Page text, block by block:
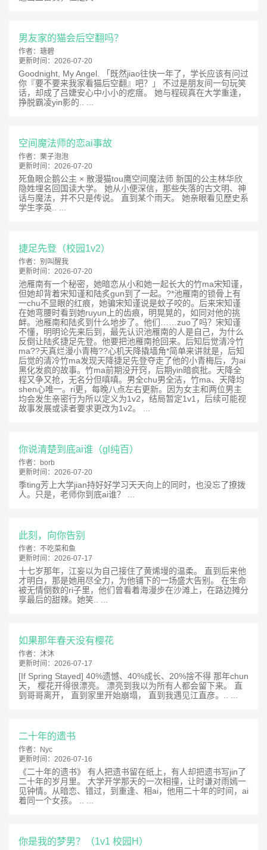
男友家的猫会后空翻吗？
作者： 瑭碧
更新时间： 2026-07-20
Goodnight, My Angel. 「既然jiao往快一年了，学长应该有问过
你『要不要来我家看猫后空翻』吧？」 不过是朋友间一句玩笑
话，却成了吕婕安心中小小的疙瘩。 她与程砚真在大学重逢，
挣脱霸凌yin影的.. ...
空间魔法师的恋ai事故
作者： 栗子泡泡
更新时间： 2026-07-20
死鱼眼企鹅公主 × 散漫猫tou鹰空间魔法师 新国的公主林华欣
隐姓埋名回国读大学。 她从小便深信，那些失落的古文明、神
话与魔法，并不只是传说。 直到某个雨天。 她亲眼看见歷史系
学生李英.. ...
捷足先登（校园1v2）
作者： 别叫醒我
更新时间： 2026-07-20
池雁南有一个秘密，她暗恋从小和她一起长大的竹ma宋知谨，
但她却背着宋知谨和陆炙gun到了一起。?*池雁南的锁骨上有
一chu不显眼的红痕，她骗宋知谨说是蚊子咬的。后来宋知谨
在她弯腰时看到她ruyun上的齿痕，明晃晃的，如同对他的挑
衅。池雁南和陆炙到什么地步了。他们……zuo了吗？宋知谨
不懂，明明论先来后到，最先认识池雁南的人是自己，为什么
反倒让陆炙捷足先登。他要把池雁南抢回来。后知后觉清冷竹
ma??天真烂漫小青梅??心机天降撬墙角*简单来讲就是，后知
后觉的清冷竹ma发现天降捷足先登夺走了他的小青梅后，为ai
黑化发疯的故事。竹ma前期没开窍，后期yin暗疯批。天降全
程又争又抢，无名分但嗔嗔。男全chu男全洁，竹ma、天降均
shen心唯一。ri更，每晚八点左右更新。因为女主和两位男主
均会发生亲密行为所以定义为1v2，结局暂定1v1，后续可能视
故事发展或读者要求更改为1v2。 ...
你说清楚到底ai谁（gl纯百）
作者： borb
更新时间： 2026-07-20
季ting芳上大学jian持好好学习天天向上的同时，也没忘了撩拨
人。只是，老师你到底ai谁？ ...
此刻，向你告别
作者： 不吃菜和鱼
更新时间： 2026-07-17
十七岁那年，江妄以为自己接住了黄烯墁的温柔。 直到后来他
才明白，那是她用尽全力，为他铺下的一场盛大告别。 在生命
被无情倒数的ri子里，他们曾看着海漫步在沙滩上，在路边摊分
享最后的甜辣。她笑.. ...
如果那年春天没有樱花
作者： 沐沐
更新时间： 2026-07-17
[If Spring Stayed] 40%遗憾、40%成长、20%捨不得 那年chun
天， 樱花开得很漂亮。 漂亮到我以为所有人都会留下来。 直
到哥哥离开， 直到家里开始崩塌， 直到我遇见江直彦。.. ...
二十年的遗书
作者：
Nyc
更新时间： 2026-07-16
《二十年的遗书》 有人把遗书留在纸上，有人却把遗书写jin了
二十年的岁月里。 大学开学那天的一次相撞，让时谦对雨嫣一
见钟情。从暗恋、错过，到重逢、相ai，他用二十年的时间，ai
着同一个女孩。 .. ...
你是我的梦男？（1v1 校园H）